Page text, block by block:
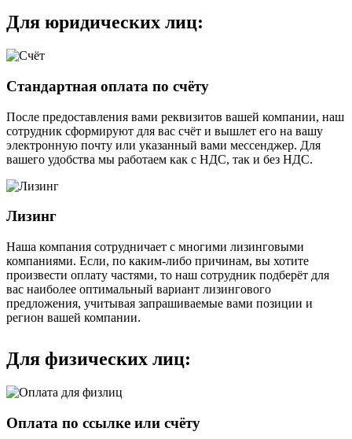
Для юридических лиц:
Стандартная оплата по счёту
После предоставления вами реквизитов вашей компании, наш
сотрудник сформируют для вас счёт и вышлет его на вашу
электронную почту или указанный вами мессенджер. Для
вашего удобства мы работаем как с НДС, так и без НДС.
Лизинг
Наша компания сотрудничает с многими лизинговыми
компаниями. Если, по каким-либо причинам, вы хотите
произвести оплату частями, то наш сотрудник подберёт для
вас наиболее оптимальный вариант лизингового
предложения, учитывая запрашиваемые вами позиции и
регион вашей компании.
Для физических лиц:
Оплата по ссылке или счёту